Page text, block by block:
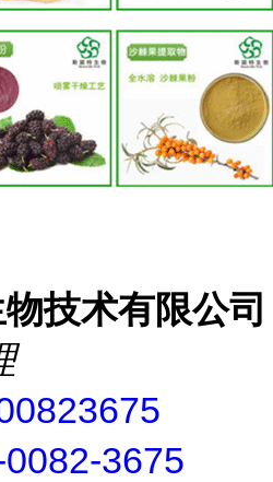
技术有限公司
3675